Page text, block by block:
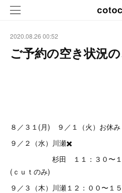
2020.08.26 00:52
ご予約の空き状況の
８／３１(月) ９／１（火）お休み
９／２（水）川瀬✖️
杉田 １１：３０〜１５：
(ｃｕｔのみ)
９／３（木）川瀬１２：００〜